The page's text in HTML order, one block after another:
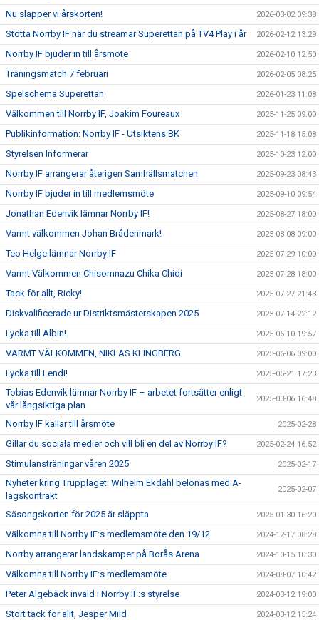
Nu släpper vi årskorten! 2026-03-02 09:38
Stötta Norrby IF när du streamar Superettan på TV4 Play i år 2026-02-12 13:29
Norrby IF bjuder in till årsmöte 2026-02-10 12:50
Träningsmatch 7 februari 2026-02-05 08:25
Spelschema Superettan 2026-01-23 11:08
Välkommen till Norrby IF, Joakim Foureaux 2025-11-25 09:00
Publikinformation: Norrby IF - Utsiktens BK 2025-11-18 15:08
Styrelsen Informerar 2025-10-23 12:00
Norrby IF arrangerar återigen Samhällsmatchen 2025-09-23 08:43
Norrby IF bjuder in till medlemsmöte 2025-09-10 09:54
Jonathan Edenvik lämnar Norrby IF! 2025-08-27 18:00
Varmt välkommen Johan Brådenmark! 2025-08-08 09:00
Teo Helge lämnar Norrby IF 2025-07-29 10:00
Varmt Välkommen Chisomnazu Chika Chidi 2025-07-28 18:00
Tack för allt, Ricky! 2025-07-27 21:43
Diskvalificerade ur Distriktsmästerskapen 2025 2025-07-14 22:12
Lycka till Albin! 2025-06-10 19:57
VARMT VÄLKOMMEN, NIKLAS KLINGBERG 2025-06-06 09:00
Lycka till Lendi! 2025-05-21 17:23
Tobias Edenvik lämnar Norrby IF – arbetet fortsätter enligt
vår långsiktiga plan
2025-03-06 16:48
Norrby IF kallar till årsmöte 2025-02-28
Gillar du sociala medier och vill bli en del av Norrby IF? 2025-02-24 16:52
Stimulansträningar våren 2025 2025-02-17
Nyheter kring Truppläget: Wilhelm Ekdahl belönas med A-
lagskontrakt
2025-02-07
Säsongskorten för 2025 är släppta 2025-01-30 16:20
Välkomna till Norrby IF:s medlemsmöte den 19/12 2024-12-17 08:28
Norrby arrangerar landskamper på Borås Arena 2024-10-15 10:30
Välkomna till Norrby IF:s medlemsmöte 2024-08-07 10:42
Peter Algebäck invald i Norrby IF:s styrelse 2024-03-12 19:00
Stort tack för allt, Jesper Mild 2024-03-12 15:24